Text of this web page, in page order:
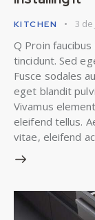
KITCHEN 3 de
Q Proin
tincidunt. Sed
Fusce sodales
eget blandit
Vivamus
eleifend tellus.
vitae, eleifend